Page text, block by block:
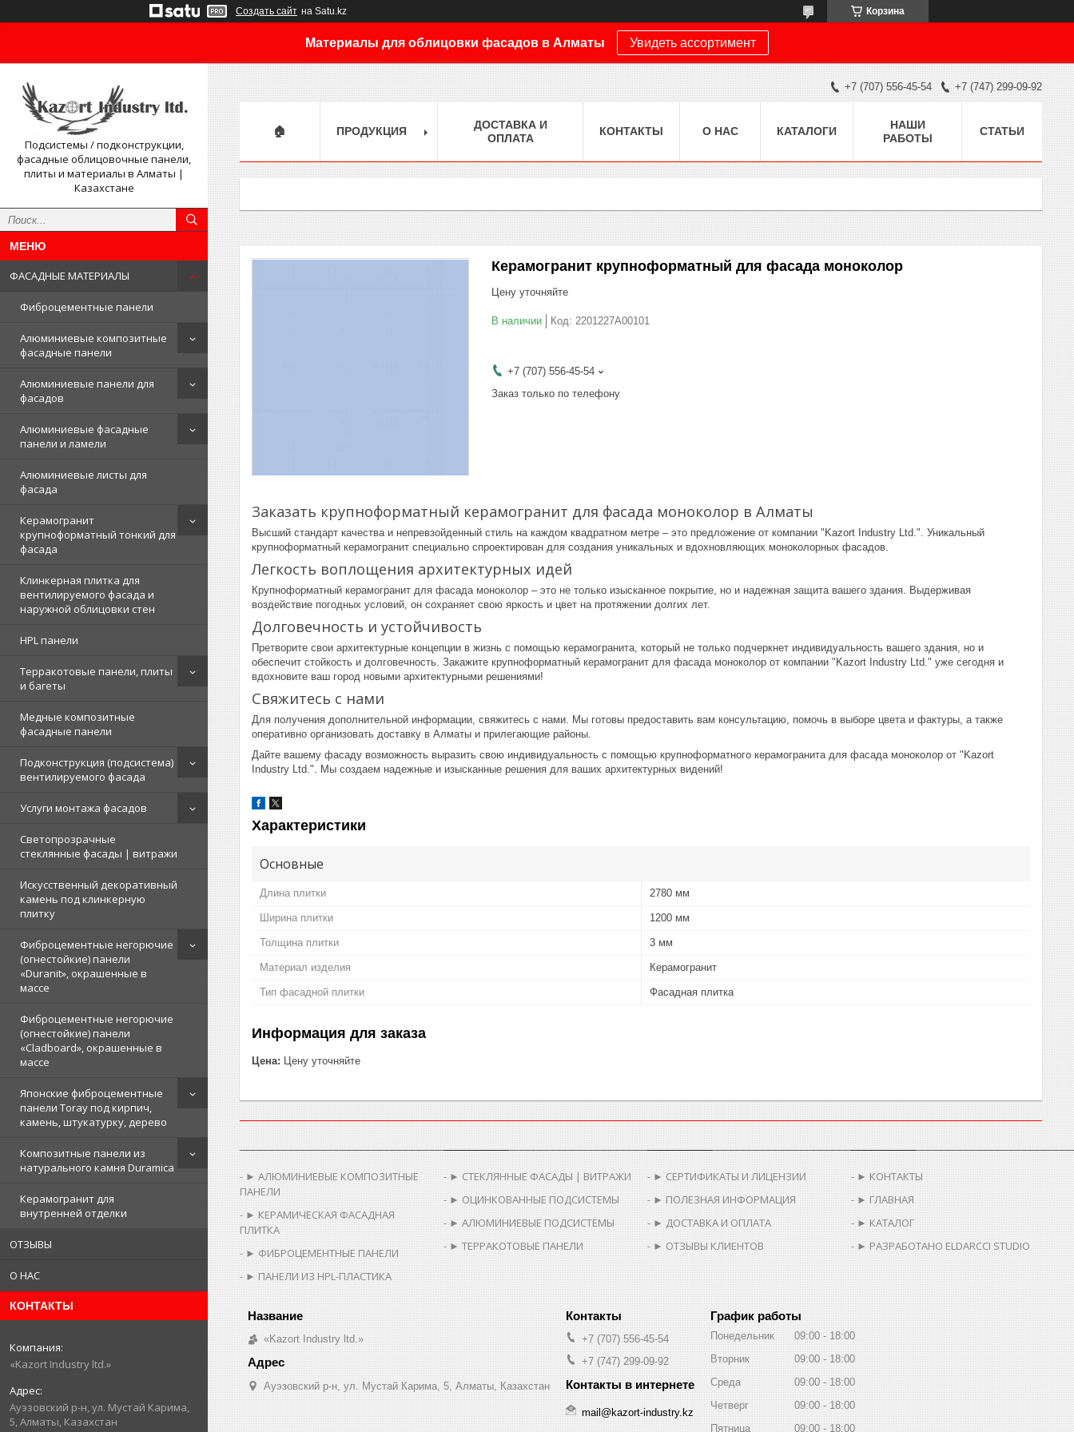
Создать сайт на Satu.kz Корзина
Материалы для облицовки фасадов в Алматы Увидеть ассортимент
Подсистемы / подконструкции,
фасадные облицовочные панели,
плиты и материалы в Алматы |
Казахстане
ФАСАДНЫЕ МАТЕРИАЛЫ
Фиброцементные панели
Алюминиевые композитные
фасадные панели
Алюминиевые панели для
фасадов
Алюминиевые фасадные
панели и ламели
Алюминиевые листы для
фасада
Керамогранит
крупноформатный тонкий для
фасада
Клинкерная плитка для
вентилируемого фасада и
наружной облицовки стен
HPL панели
Терракотовые панели, плиты
и багеты
Медные композитные
фасадные панели
Подконструкция (подсистема)
вентилируемого фасада
Услуги монтажа фасадов
Светопрозрачные
стеклянные фасады | витражи
Искусственный декоративный
камень под клинкерную
плитку
Фиброцементные негорючие
(огнестойкие) панели
«Duranit», окрашенные в
массе
Фиброцементные негорючие
(огнестойкие) панели
«Cladboard», окрашенные в
массе
Японские фиброцементные
панели Toray под кирпич,
камень, штукатурку, дерево
Композитные панели из
натурального камня Duramica
Керамогранит для
внутренней отделки
ОТЗЫВЫ
О НАС
КОНТАКТЫ
«Kazort Industry ltd.»
​Ауэзовский р-н, ул. Мустай Карима,
5, Алматы, Казахстан
+7 (707) 556-45-54 +7 (747) 299-09-92
🏠 ПРОДУКЦИЯ
ДОСТАВКА И
ОПЛАТА
КОНТАКТЫ О НАС КАТАЛОГИ
НАШИ
РАБОТЫ
СТАТЬИ
Керамогранит крупноформатный для фасада моноколор
Цену уточняйте
В наличии Код: 2201227A00101
+7 (707) 556-45-54
Заказ только по телефону
Заказать крупноформатный керамогранит для фасада моноколор в Алматы
Высший стандарт качества и непревзойденный стиль на каждом квадратном метре – это предложение от компании "Kazort Industry Ltd.". Уникальный
крупноформатный керамогранит специально спроектирован для создания уникальных и вдохновляющих моноколорных фасадов.
Легкость воплощения архитектурных идей
Крупноформатный керамогранит для фасада моноколор – это не только изысканное покрытие, но и надежная защита вашего здания. Выдерживая
воздействие погодных условий, он сохраняет свою яркость и цвет на протяжении долгих лет.
Долговечность и устойчивость
Претворите свои архитектурные концепции в жизнь с помощью керамогранита, который не только подчеркнет индивидуальность вашего здания, но и
обеспечит стойкость и долговечность. Закажите крупноформатный керамогранит для фасада моноколор от компании "Kazort Industry Ltd." уже сегодня и
вдохновите ваш город новыми архитектурными решениями!
Свяжитесь с нами
Для получения дополнительной информации, свяжитесь с нами. Мы готовы предоставить вам консультацию, помочь в выборе цвета и фактуры, а также
оперативно организовать доставку в Алматы и прилегающие районы.
Дайте вашему фасаду возможность выразить свою индивидуальность с помощью крупноформатного керамогранита для фасада моноколор от "Kazort
Industry Ltd.". Мы создаем надежные и изысканные решения для ваших архитектурных видений!
Характеристики
Основные
Длина плитки 2780 мм
Ширина плитки 1200 мм
Толщина плитки 3 мм
Материал изделия Керамогранит
Тип фасадной плитки Фасадная плитка
Информация для заказа
Цена: Цену уточняйте
► АЛЮМИНИЕВЫЕ КОМПОЗИТНЫЕ
ПАНЕЛИ
► КЕРАМИЧЕСКАЯ ФАСАДНАЯ
ПЛИТКА
► ФИБРОЦЕМЕНТНЫЕ ПАНЕЛИ
► ПАНЕЛИ ИЗ HPL-ПЛАСТИКА
► СТЕКЛЯННЫЕ ФАСАДЫ | ВИТРАЖИ
► ОЦИНКОВАННЫЕ ПОДСИСТЕМЫ
► АЛЮМИНИЕВЫЕ ПОДСИСТЕМЫ
► ТЕРРАКОТОВЫЕ ПАНЕЛИ
► СЕРТИФИКАТЫ И ЛИЦЕНЗИИ
► ПОЛЕЗНАЯ ИНФОРМАЦИЯ
► ДОСТАВКА И ОПЛАТА
► ОТЗЫВЫ КЛИЕНТОВ
► КОНТАКТЫ
► ГЛАВНАЯ
► КАТАЛОГ
► РАЗРАБОТАНО ELDARCCI STUDIO
«Kazort Industry ltd.»
​Ауэзовский р-н, ул. Мустай Карима, 5, Алматы, Казахстан
+7 (707) 556-45-54
+7 (747) 299-09-92
mail@kazort-industry.kz
График работы
Понедельник 09:00
18:00
Вторник
09:00
18:00
Среда
09:00
18:00
Четверг
09:00
18:00
Пятница
09:00 18:00